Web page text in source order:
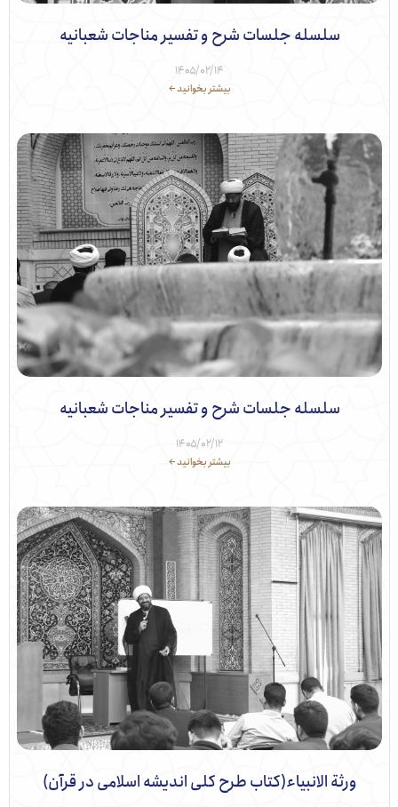
سلسله جلسات شرح و تفسیر مناجات شعبانیه
۱۴۰۵/۰۲/۱۴
بیشتر بخوانید ←
سلسله جلسات شرح و تفسیر مناجات شعبانیه
۱۴۰۵/۰۲/۱۲
بیشتر بخوانید ←
ورثة الانبیاء(کتاب طرح کلی اندیشه اسلامی در قرآن)